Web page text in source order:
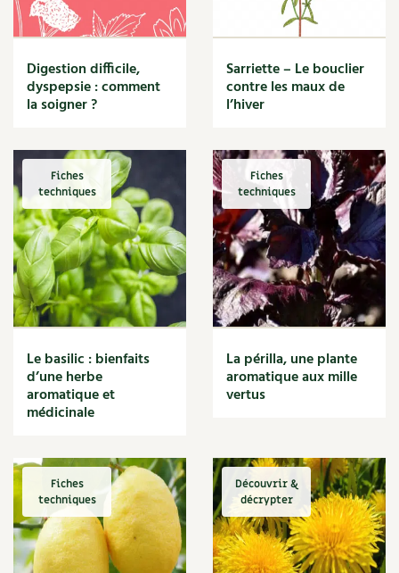
Digestion difficile,
dyspepsie : comment
la soigner ?
Sarriette – Le bouclier
contre les maux de
l’hiver
Fiches
techniques
Le basilic : bienfaits
d’une herbe
aromatique et
médicinale
Fiches
techniques
La périlla, une plante
aromatique aux mille
vertus
Fiches
techniques
Découvrir &
décrypter